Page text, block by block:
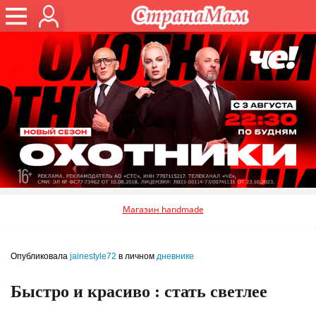
Магазин handmade
Опубликовала jainestyle72 в личном дневнике
Быстро и красиво : стать светлее